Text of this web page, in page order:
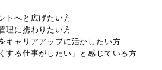
トへと広げたい方
理に携わりたい方
キャリアアップに活かしたい方
する仕事がしたい」と感じている方